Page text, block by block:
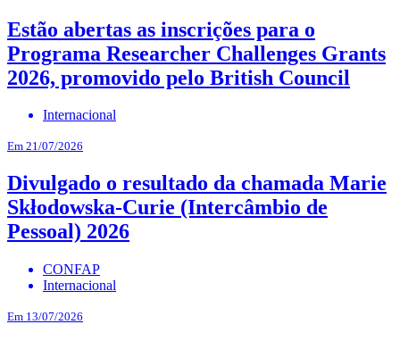
Estão abertas as inscrições para o
Programa Researcher Challenges Grants
2026, promovido pelo British Council
Internacional
Em 21/07/2026
Divulgado o resultado da chamada Marie
Skłodowska-Curie (Intercâmbio de
Pessoal) 2026
CONFAP
Internacional
Em 13/07/2026